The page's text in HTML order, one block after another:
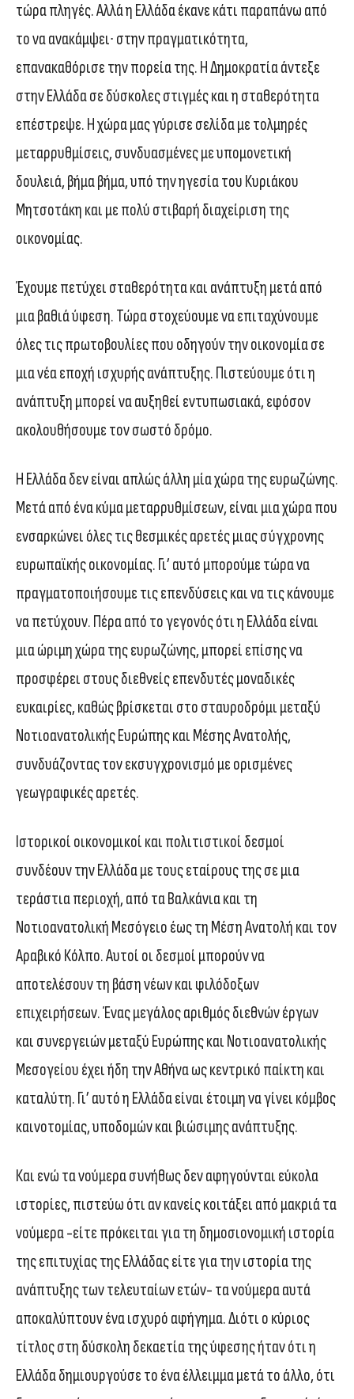
τώρα πληγές. Αλλά η Ελλάδα έκανε κάτι παραπάνω από
το να ανακάμψει∙ στην πραγματικότητα,
επανακαθόρισε την πορεία της. Η Δημοκρατία άντεξε
στην Ελλάδα σε δύσκολες στιγμές και η σταθερότητα
επέστρεψε. Η χώρα μας γύρισε σελίδα με τολμηρές
μεταρρυθμίσεις, συνδυασμένες με υπομονετική
δουλειά, βήμα βήμα, υπό την ηγεσία του Κυριάκου
Μητσοτάκη και με πολύ στιβαρή διαχείριση της
οικονομίας.
Έχουμε πετύχει σταθερότητα και ανάπτυξη μετά από
μια βαθιά ύφεση. Τώρα στοχεύουμε να επιταχύνουμε
όλες τις πρωτοβουλίες που οδηγούν την οικονομία σε
μια νέα εποχή ισχυρής ανάπτυξης. Πιστεύουμε ότι η
ανάπτυξη μπορεί να αυξηθεί εντυπωσιακά, εφόσον
ακολουθήσουμε τον σωστό δρόμο.
Η Ελλάδα δεν είναι απλώς άλλη μία χώρα της ευρωζώνης.
Μετά από ένα κύμα μεταρρυθμίσεων, είναι μια χώρα που
ενσαρκώνει όλες τις θεσμικές αρετές μιας σύγχρονης
ευρωπαϊκής οικονομίας. Γι’ αυτό μπορούμε τώρα να
πραγματοποιήσουμε τις επενδύσεις και να τις κάνουμε
να πετύχουν. Πέρα από το γεγονός ότι η Ελλάδα είναι
μια ώριμη χώρα της ευρωζώνης, μπορεί επίσης να
προσφέρει στους διεθνείς επενδυτές μοναδικές
ευκαιρίες, καθώς βρίσκεται στο σταυροδρόμι μεταξύ
Νοτιοανατολικής Ευρώπης και Μέσης Ανατολής,
συνδυάζοντας τον εκσυγχρονισμό με ορισμένες
γεωγραφικές αρετές.
Ιστορικοί οικονομικοί και πολιτιστικοί δεσμοί
συνδέουν την Ελλάδα με τους εταίρους της σε μια
τεράστια περιοχή, από τα Βαλκάνια και τη
Νοτιοανατολική Μεσόγειο έως τη Μέση Ανατολή και τον
Αραβικό Κόλπο. Αυτοί οι δεσμοί μπορούν να
αποτελέσουν τη βάση νέων και φιλόδοξων
επιχειρήσεων. Ένας μεγάλος αριθμός διεθνών έργων
και συνεργειών μεταξύ Ευρώπης και Νοτιοανατολικής
Μεσογείου έχει ήδη την Αθήνα ως κεντρικό παίκτη και
καταλύτη. Γι’ αυτό η Ελλάδα είναι έτοιμη να γίνει κόμβος
καινοτομίας, υποδομών και βιώσιμης ανάπτυξης.
Και ενώ τα νούμερα συνήθως δεν αφηγούνται εύκολα
ιστορίες, πιστεύω ότι αν κανείς κοιτάξει από μακριά τα
νούμερα -είτε πρόκειται για τη δημοσιονομική ιστορία
της επιτυχίας της Ελλάδας είτε για την ιστορία της
ανάπτυξης των τελευταίων ετών- τα νούμερα αυτά
αποκαλύπτουν ένα ισχυρό αφήγημα. Διότι ο κύριος
τίτλος στη δύσκολη δεκαετία της ύφεσης ήταν ότι η
Ελλάδα δημιουργούσε το ένα έλλειμμα μετά το άλλο, ότι